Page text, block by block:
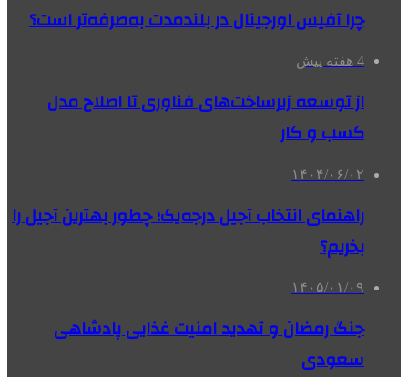
چرا آفیس اورجینال در بلندمدت به‌صرفه‌تر است؟
4 هفته پیش
از توسعه زیرساخت‌های فناوری تا اصلاح مدل
کسب و کار
۱۴۰۴/۰۶/۰۲
راهنمای انتخاب آجیل درجه‌یک؛ چطور بهترین آجیل را
بخریم؟
۱۴۰۵/۰۱/۰۹
جنگ رمضان و تهدید امنیت غذایی پادشاهی
سعودی